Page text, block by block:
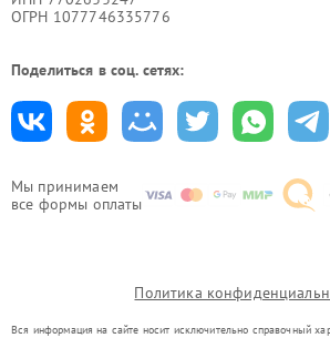
Мы принимаем
все формы оплаты
ОГРН 1077746335776
Поделиться в соц. сетях:
Политика
Вся информация на сайте носит исключительно справочный